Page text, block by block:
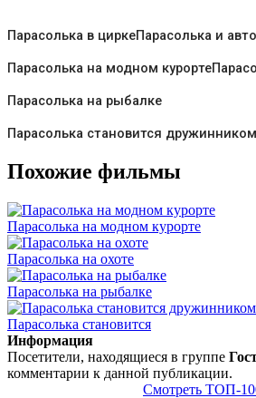
Парасолька в циркеПарасолька и
Парасолька на модном курорте
Парасолька на рыбалке
Парасолька становится дружинником
Похожие фильмы
Парасолька на модном курорте
Парасолька на охоте
Парасолька на рыбалке
Парасолька становится
Информация
Посетители, находящиеся в группе
комментарии к данной публикации.
Смотреть ТОП-